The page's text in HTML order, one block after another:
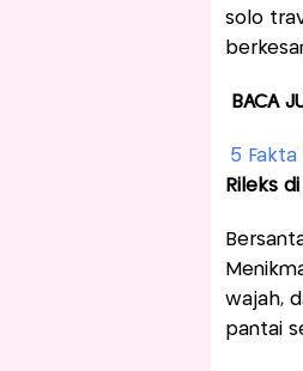
solo
BACA
5 Fakta
Rileks
wajah,
pantai